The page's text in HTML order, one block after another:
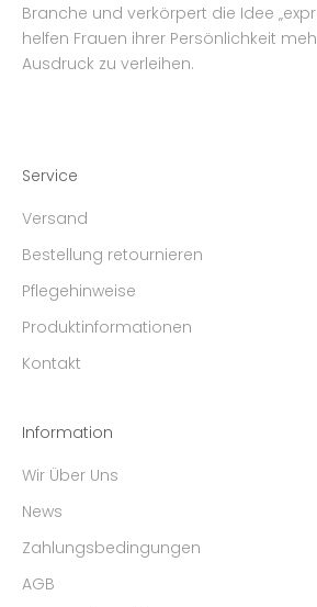
Branche und verkörpert die Idee
helfen Frauen ihrer Persönlichkeit
Ausdruck zu verleihen.
Service
Versand
Bestellung retournieren
Pflegehinweise
Produktinformationen
Kontakt
Information
Wir Über Uns
News
Zahlungsbedingungen
AGB